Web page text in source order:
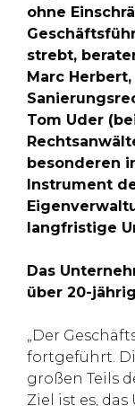
ohne
strebt,
Marc
Tom Uder
besonderen
Instrument
langfristige
Das
über 20-
„Der
fortgeführt.
großen Teils
Ziel ist es,